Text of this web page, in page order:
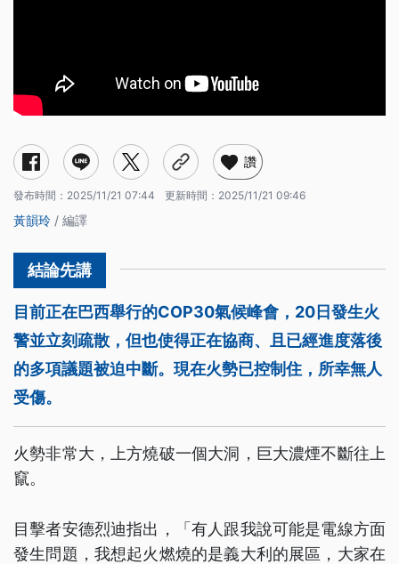
讚
發布時間： 2025/11/21 07:44 更新時間： 2025/11/21 09:46
黃韻玲 / 編譯
目前正在巴西舉行的COP30氣候峰會，20日發生火
警並立刻疏散，但也使得正在協商、且已經進度落後
的多項議題被迫中斷。現在火勢已控制住，所幸無人
受傷。
火勢非常大，上方燒破一個大洞，巨大濃煙不斷往上
竄。
目擊者安德烈迪指出，「有人跟我說可能是電線方面
發生問題，我想起火燃燒的是義大利的展區，大家在